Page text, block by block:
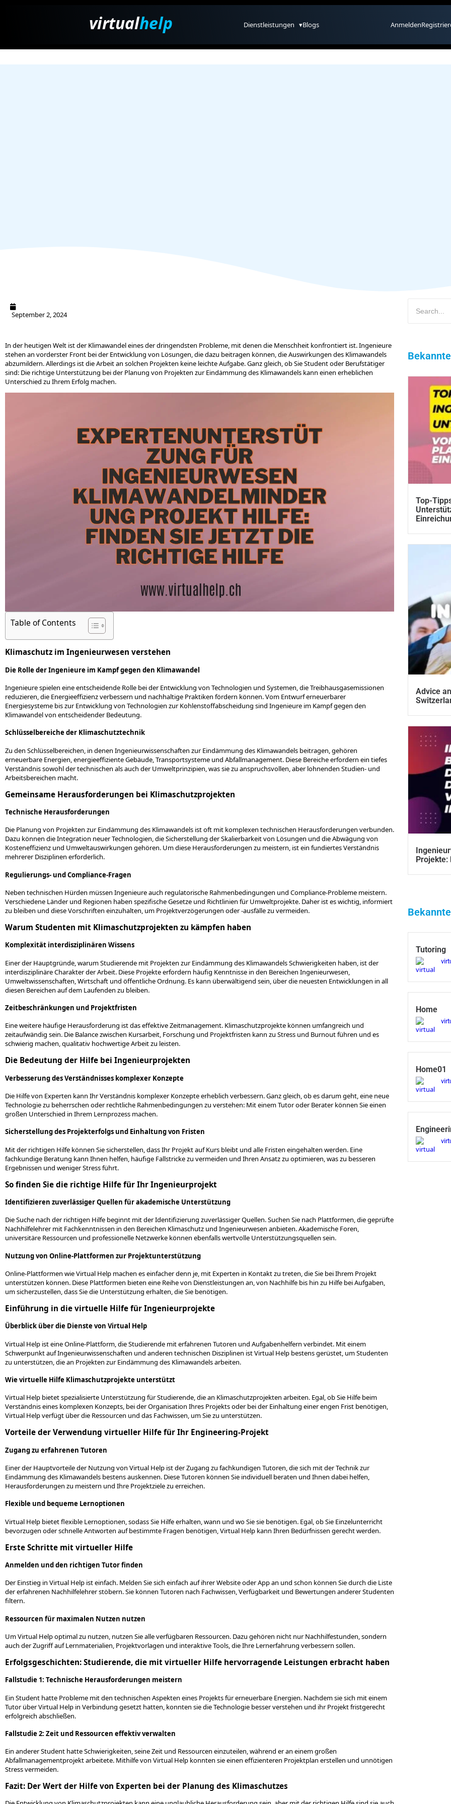
virtualhelp Dienstleistungen ▾Blogs Anmelden
September 2, 2024
In der heutigen Welt ist der Klimawandel eines der dringendsten Probleme, mit denen die Menschheit konfrontiert ist. Ingenieure
stehen an vorderster Front bei der Entwicklung von Lösungen, die dazu beitragen können, die Auswirkungen des Klimawandels
abzumildern. Allerdings ist die Arbeit an solchen Projekten keine leichte Aufgabe. Ganz gleich, ob Sie Student oder Berufstätiger
sind: Die richtige Unterstützung bei der Planung von Projekten zur Eindämmung des Klimawandels kann einen erheblichen
Unterschied zu Ihrem Erfolg machen.
Table of Contents
Klimaschutz im Ingenieurwesen verstehen
Die Rolle der Ingenieure im Kampf gegen den Klimawandel
Ingenieure spielen eine entscheidende Rolle bei der Entwicklung von Technologien und Systemen, die Treibhausgasemissionen
reduzieren, die Energieeffizienz verbessern und nachhaltige Praktiken fördern können. Vom Entwurf erneuerbarer
Energiesysteme bis zur Entwicklung von Technologien zur Kohlenstoffabscheidung sind Ingenieure im Kampf gegen den
Klimawandel von entscheidender Bedeutung.
Schlüsselbereiche der Klimaschutztechnik
Zu den Schlüsselbereichen, in denen Ingenieurwissenschaften zur Eindämmung des Klimawandels beitragen, gehören
erneuerbare Energien, energieeffiziente Gebäude, Transportsysteme und Abfallmanagement. Diese Bereiche erfordern ein tiefes
Verständnis sowohl der technischen als auch der Umweltprinzipien, was sie zu anspruchsvollen, aber lohnenden Studien- und
Arbeitsbereichen macht.
Gemeinsame Herausforderungen bei Klimaschutzprojekten
Technische Herausforderungen
Die Planung von Projekten zur Eindämmung des Klimawandels ist oft mit komplexen technischen Herausforderungen verbunden.
Dazu können die Integration neuer Technologien, die Sicherstellung der Skalierbarkeit von Lösungen und die Abwägung von
Kosteneffizienz und Umweltauswirkungen gehören. Um diese Herausforderungen zu meistern, ist ein fundiertes Verständnis
mehrerer Disziplinen erforderlich.
Regulierungs- und Compliance-Fragen
Neben technischen Hürden müssen Ingenieure auch regulatorische Rahmenbedingungen und Compliance-Probleme meistern.
Verschiedene Länder und Regionen haben spezifische Gesetze und Richtlinien für Umweltprojekte. Daher ist es wichtig, informiert
zu bleiben und diese Vorschriften einzuhalten, um Projektverzögerungen oder -ausfälle zu vermeiden.
Warum Studenten mit Klimaschutzprojekten zu kämpfen haben
Komplexität interdisziplinären Wissens
Einer der Hauptgründe, warum Studierende mit Projekten zur Eindämmung des Klimawandels Schwierigkeiten haben, ist der
interdisziplinäre Charakter der Arbeit. Diese Projekte erfordern häufig Kenntnisse in den Bereichen Ingenieurwesen,
Umweltwissenschaften, Wirtschaft und öffentliche Ordnung. Es kann überwältigend sein, über die neuesten Entwicklungen in all
diesen Bereichen auf dem Laufenden zu bleiben.
Zeitbeschränkungen und Projektfristen
Eine weitere häufige Herausforderung ist das effektive Zeitmanagement. Klimaschutzprojekte können umfangreich und
zeitaufwändig sein. Die Balance zwischen Kursarbeit, Forschung und Projektfristen kann zu Stress und Burnout führen und es
schwierig machen, qualitativ hochwertige Arbeit zu leisten.
Die Bedeutung der Hilfe bei Ingenieurprojekten
Verbesserung des Verständnisses komplexer Konzepte
Die Hilfe von Experten kann Ihr Verständnis komplexer Konzepte erheblich verbessern. Ganz gleich, ob es darum geht, eine neue
Technologie zu beherrschen oder rechtliche Rahmenbedingungen zu verstehen: Mit einem Tutor oder Berater können Sie einen
großen Unterschied in Ihrem Lernprozess machen.
Sicherstellung des Projekterfolgs und Einhaltung von Fristen
Mit der richtigen Hilfe können Sie sicherstellen, dass Ihr Projekt auf Kurs bleibt und alle Fristen eingehalten werden. Eine
fachkundige Beratung kann Ihnen helfen, häufige Fallstricke zu vermeiden und Ihren Ansatz zu optimieren, was zu besseren
Ergebnissen und weniger Stress führt.
So finden Sie die richtige Hilfe für Ihr Ingenieurprojekt
Identifizieren zuverlässiger Quellen für akademische Unterstützung
Die Suche nach der richtigen Hilfe beginnt mit der Identifizierung zuverlässiger Quellen. Suchen Sie nach Plattformen, die geprüfte
Nachhilfelehrer mit Fachkenntnissen in den Bereichen Klimaschutz und Ingenieurwesen anbieten. Akademische Foren,
universitäre Ressourcen und professionelle Netzwerke können ebenfalls wertvolle Unterstützungsquellen sein.
Nutzung von Online-Plattformen zur Projektunterstützung
Online-Plattformen wie Virtual Help machen es einfacher denn je, mit Experten in Kontakt zu treten, die Sie bei Ihrem Projekt
unterstützen können. Diese Plattformen bieten eine Reihe von Dienstleistungen an, von Nachhilfe bis hin zu Hilfe bei Aufgaben,
um sicherzustellen, dass Sie die Unterstützung erhalten, die Sie benötigen.
Einführung in die virtuelle Hilfe für Ingenieurprojekte
Überblick über die Dienste von Virtual Help
Virtual Help ist eine Online-Plattform, die Studierende mit erfahrenen Tutoren und Aufgabenhelfern verbindet. Mit einem
Schwerpunkt auf Ingenieurwissenschaften und anderen technischen Disziplinen ist Virtual Help bestens gerüstet, um Studenten
zu unterstützen, die an Projekten zur Eindämmung des Klimawandels arbeiten.
Wie virtuelle Hilfe Klimaschutzprojekte unterstützt
Virtual Help bietet spezialisierte Unterstützung für Studierende, die an Klimaschutzprojekten arbeiten. Egal, ob Sie Hilfe beim
Verständnis eines komplexen Konzepts, bei der Organisation Ihres Projekts oder bei der Einhaltung einer engen Frist benötigen,
Virtual Help verfügt über die Ressourcen und das Fachwissen, um Sie zu unterstützen.
Vorteile der Verwendung virtueller Hilfe für Ihr Engineering-Projekt
Zugang zu erfahrenen Tutoren
Einer der Hauptvorteile der Nutzung von Virtual Help ist der Zugang zu fachkundigen Tutoren, die sich mit der Technik zur
Eindämmung des Klimawandels bestens auskennen. Diese Tutoren können Sie individuell beraten und Ihnen dabei helfen,
Herausforderungen zu meistern und Ihre Projektziele zu erreichen.
Flexible und bequeme Lernoptionen
Virtual Help bietet flexible Lernoptionen, sodass Sie Hilfe erhalten, wann und wo Sie sie benötigen. Egal, ob Sie Einzelunterricht
bevorzugen oder schnelle Antworten auf bestimmte Fragen benötigen, Virtual Help kann Ihren Bedürfnissen gerecht werden.
Erste Schritte mit virtueller Hilfe
Anmelden und den richtigen Tutor finden
Der Einstieg in Virtual Help ist einfach. Melden Sie sich einfach auf ihrer Website oder App an und schon können Sie durch die Liste
der erfahrenen Nachhilfelehrer stöbern. Sie können Tutoren nach Fachwissen, Verfügbarkeit und Bewertungen anderer Studenten
filtern.
Ressourcen für maximalen Nutzen nutzen
Um Virtual Help optimal zu nutzen, nutzen Sie alle verfügbaren Ressourcen. Dazu gehören nicht nur Nachhilfestunden, sondern
auch der Zugriff auf Lernmaterialien, Projektvorlagen und interaktive Tools, die Ihre Lernerfahrung verbessern sollen.
Erfolgsgeschichten: Studierende, die mit virtueller Hilfe hervorragende Leistungen erbracht haben
Fallstudie 1: Technische Herausforderungen meistern
Ein Student hatte Probleme mit den technischen Aspekten eines Projekts für erneuerbare Energien. Nachdem sie sich mit einem
Tutor über Virtual Help in Verbindung gesetzt hatten, konnten sie die Technologie besser verstehen und ihr Projekt fristgerecht
erfolgreich abschließen.
Fallstudie 2: Zeit und Ressourcen effektiv verwalten
Ein anderer Student hatte Schwierigkeiten, seine Zeit und Ressourcen einzuteilen, während er an einem großen
Abfallmanagementprojekt arbeitete. Mithilfe von Virtual Help konnten sie einen effizienteren Projektplan erstellen und unnötigen
Stress vermeiden.
Fazit: Der Wert der Hilfe von Experten bei der Planung des Klimaschutzes
Top-
Advice
Tutoring
Home
Home01